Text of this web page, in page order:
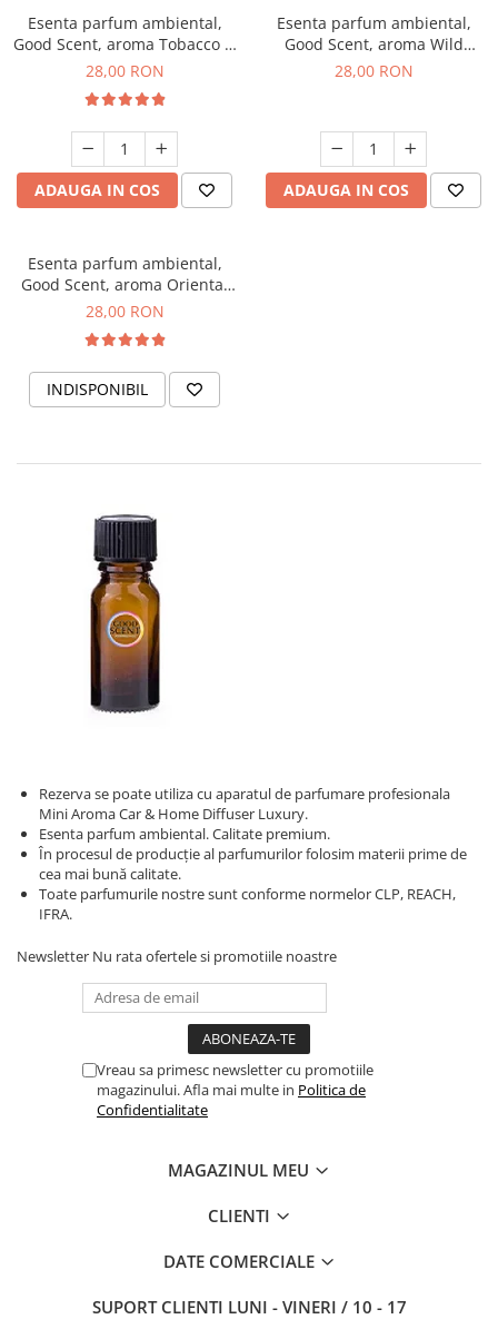
Esenta parfum ambiental,
Good Scent, aroma Tobacco &
Vanilla, 20 g
28,00 RON
ADAUGA IN COS
Esenta parfum ambiental,
Good Scent, aroma Wild
Sailor, 20 g
28,00 RON
ADAUGA IN COS
Esenta parfum ambiental,
Good Scent, aroma Oriental
Amber, 20 g
28,00 RON
INDISPONIBIL
Rezerva se poate utiliza cu aparatul de parfumare profesionala
Mini Aroma Car & Home Diffuser Luxury.
Esenta parfum ambiental. Calitate premium.
În procesul de producție al parfumurilor folosim materii prime de
cea mai bună calitate.
Toate parfumurile nostre sunt conforme normelor CLP, REACH,
IFRA.
Newsletter Nu rata ofertele si promotiile noastre
Vreau sa primesc newsletter cu promotiile
magazinului. Afla mai multe in Politica de
Confidentialitate
MAGAZINUL MEU
CLIENTI
DATE COMERCIALE
SUPORT CLIENTI LUNI - VINERI / 10 - 17